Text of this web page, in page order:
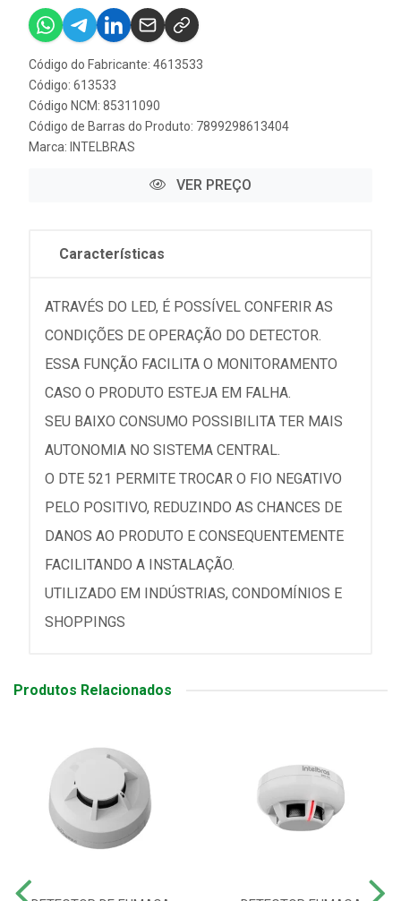
Código do Fabricante: 4613533
Código: 613533
Código NCM: 85311090
Código de Barras do Produto: 7899298613404
Marca: INTELBRAS
VER PREÇO
Características
ATRAVÉS DO LED, É POSSÍVEL CONFERIR AS
CONDIÇÕES DE OPERAÇÃO DO DETECTOR.
ESSA FUNÇÃO FACILITA O MONITORAMENTO
CASO O PRODUTO ESTEJA EM FALHA.
SEU BAIXO CONSUMO POSSIBILITA TER MAIS
AUTONOMIA NO SISTEMA CENTRAL.
O DTE 521 PERMITE TROCAR O FIO NEGATIVO
PELO POSITIVO, REDUZINDO AS CHANCES DE
DANOS AO PRODUTO E CONSEQUENTEMENTE
FACILITANDO A INSTALAÇÃO.
UTILIZADO EM INDÚSTRIAS, CONDOMÍNIOS E
SHOPPINGS
Produtos Relacionados